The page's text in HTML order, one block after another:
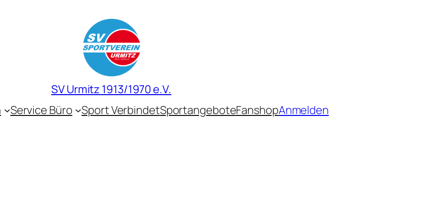
SV Urmitz 1913/1970 e.V.
Service Büro Sport VerbindetSportangeboteFanshopAnmelden